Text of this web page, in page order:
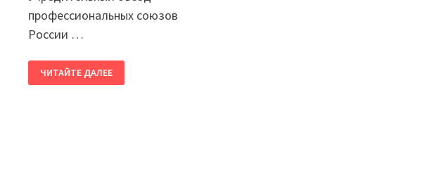
профессиональных союзов
России …
ДНЕМ
ОБРАЗОВАНИЯ
ЧИТАЙТЕ ДАЛЕЕ